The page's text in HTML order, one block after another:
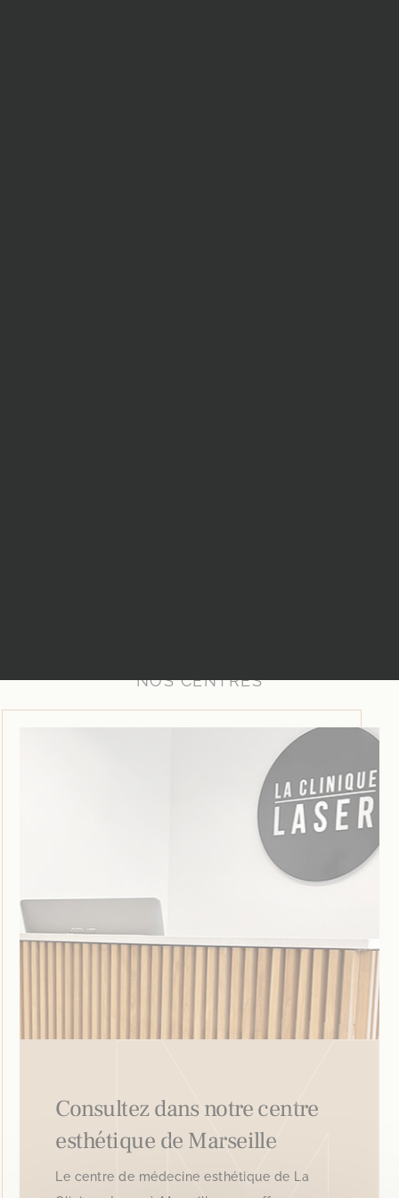
NOS CENTRES
Consultez dans notre centre
esthétique de Marseille
Le centre de médecine esthétique de La